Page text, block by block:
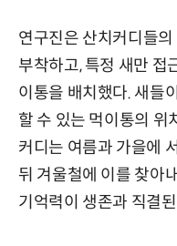
연구진은 산치커디들
부착하고, 특정 새만 접
이통을 배치했다. 새들
할 수 있는 먹이통의 위
커디는 여름과 가을에
뒤 겨울철에 이를 찾아
기억력이 생존과 직결